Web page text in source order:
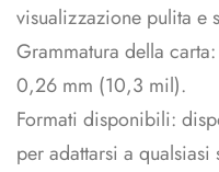
visualizzazione pulita e
Grammatura della
0,26 mm (10,3 mil).
Formati disponibili:
per adattarsi a